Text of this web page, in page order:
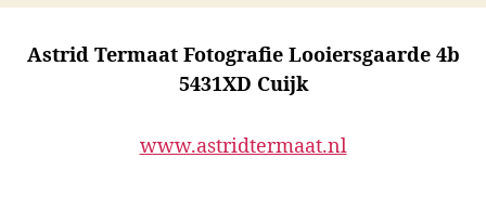
Astrid Termaat Fotografie Looiersgaarde 4b
5431XD Cuijk
www.astridtermaat.nl